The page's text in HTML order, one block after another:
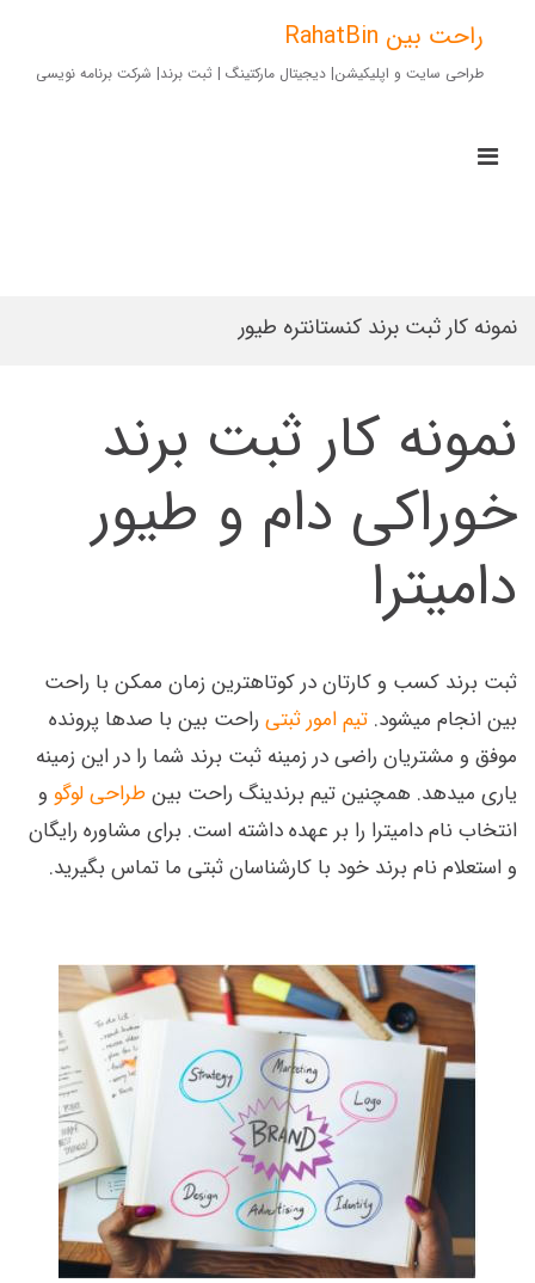
contentراحت بین RahatBin
طراحی سایت و اپلیکیشن| دیجیتال مارکتینگ | ثبت برند| شرکت برنامه نویسی
نمونه کار ثبت برند کنستانتره طیور
نمونه کار ثبت برند
خوراکی دام و طیور
دامیترا
ثبت برند کسب و کارتان در کوتاهترین زمان ممکن با راحت
بین انجام میشود. تیم امور ثبتی راحت بین با صدها پرونده
موفق و مشتریان راضی در زمینه ثبت برند شما را در این زمینه
یاری میدهد. همچنین تیم برندینگ راحت بینطراحی لوگو و
انتخاب نام دامیترا را بر عهده داشته است. برای مشاوره رایگان
و استعلام نام برند خود با کارشناسان ثبتی ما تماس بگیرید.